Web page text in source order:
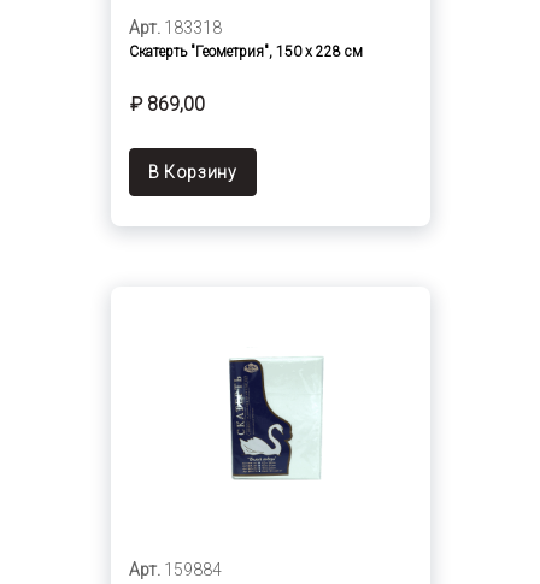
Арт. 183318
Скатерть "Геометрия", 150 х 228 см
₽ 869,00
В Корзину
Арт. 159884